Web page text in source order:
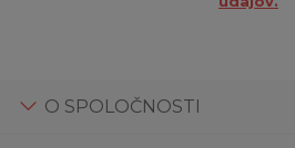
O SPOLOČNOSTI